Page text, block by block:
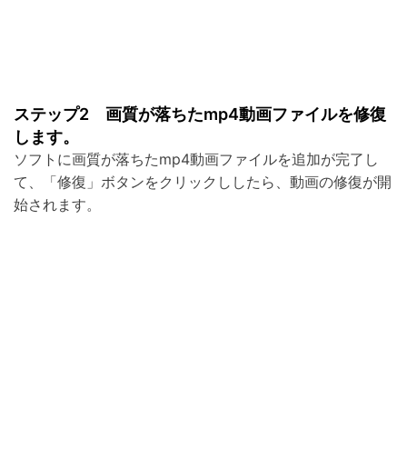
ステップ2 画質が落ちたmp4動画ファイルを修復
します。
ソフトに画質が落ちたmp4動画ファイルを追加が完了し
て、「修復」ボタンをクリックししたら、動画の修復が開
始されます。